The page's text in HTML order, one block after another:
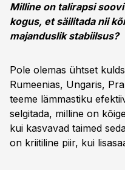
Milline on talirapsi
kogus, et säilitada nii
majanduslik stabiilsus?
Pole olemas ühtset
Rumeenias, Ungaris,
teeme lämmastiku
selgitada, milline on
kui kasvavad taimed
on kriitiline piir, kui